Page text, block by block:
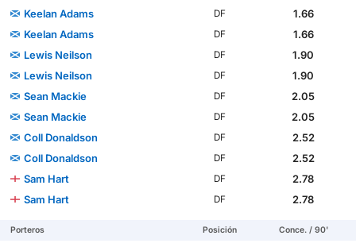
Keelan Adams
DF
1.66
Keelan Adams
DF
1.66
Lewis Neilson
DF
1.90
Lewis Neilson
DF
1.90
Sean Mackie
DF
2.05
Sean Mackie
DF
2.05
Coll Donaldson
DF
2.52
Coll Donaldson
DF
2.52
Sam Hart
DF
2.78
Sam Hart
DF 2.78
Porteros Posición Conce. / 90'